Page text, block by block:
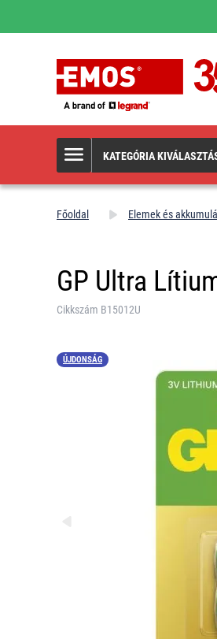
KATEGÓRIA
Főoldal Elemek és
GP Ultra
Cikkszám B15012U
ÚJDONSÁG